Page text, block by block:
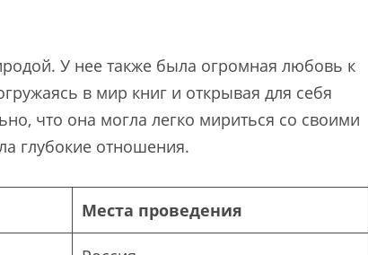
У нее также была огромная любовь к
в мир книг и открывая для себя
что она могла легко мириться со своими
глубокие отношения.
Места проведения